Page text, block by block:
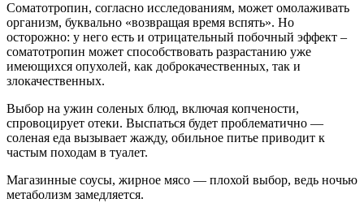
Соматотропин, согласно исследованиям, может омолаживать
организм, буквально «возвращая время вспять». Но
осторожно: у него есть и отрицательный побочный эффект –
соматотропин может способствовать разрастанию уже
имеющихся опухолей, как доброкачественных, так и
злокачественных.
Выбор на ужин соленых блюд, включая копчености,
спровоцирует отеки. Выспаться будет проблематично —
соленая еда вызывает жажду, обильное питье приводит к
частым походам в туалет.
Магазинные соусы, жирное мясо — плохой выбор, ведь ночью
метаболизм замедляется.